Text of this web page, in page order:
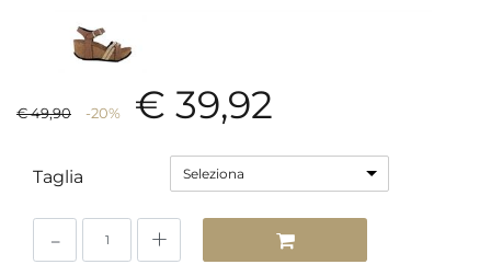
€ 49,90 -20% € 39,92
Taglia Seleziona